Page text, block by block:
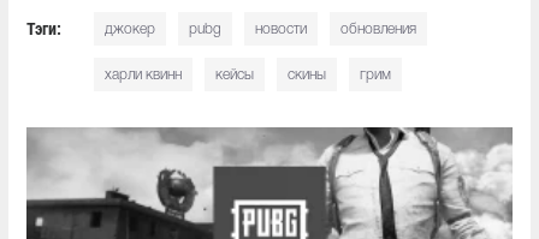
Тэги: джокер pubg новости обновления
харли квинн кейсы скины грим